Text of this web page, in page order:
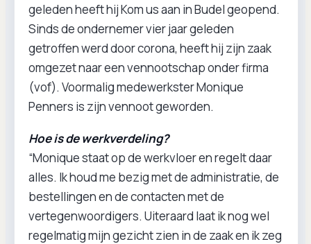
geleden heeft hij Kom us aan in Budel geopend.
Sinds de ondernemer vier jaar geleden
getroffen werd door corona, heeft hij zijn zaak
omgezet naar een vennootschap onder firma
(vof). Voormalig medewerkster Monique
Penners is zijn vennoot geworden.
Hoe is de werkverdeling?
“Monique staat op de werkvloer en regelt daar
alles. Ik houd me bezig met de administratie, de
bestellingen en de contacten met de
vertegenwoordigers. Uiteraard laat ik nog wel
regelmatig mijn gezicht zien in de zaak en ik zeg